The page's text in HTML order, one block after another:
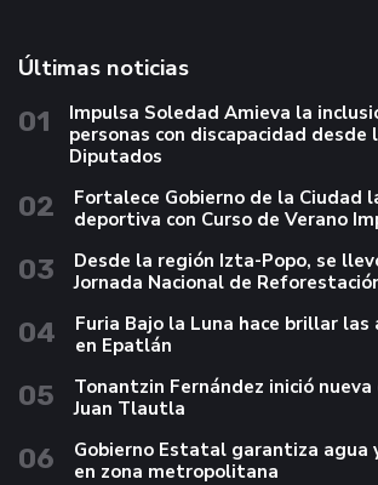
Últimas noticias
01
Impulsa Soledad Amieva la
personas con discapacidad desde
Diputados
02
Fortalece Gobierno de la Ciudad
deportiva con Curso de Verano
03
Desde la región Izta-Popo, se
Jornada Nacional de
04
Furia Bajo la Luna hace brillar
en Epatlán
05
Tonantzin Fernández inició nueva
Juan Tlautla
06
Gobierno Estatal garantiza agua
en zona metropolitana